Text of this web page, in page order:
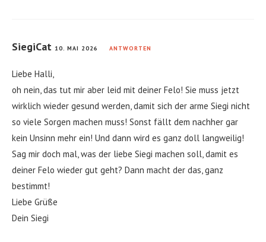
SiegiCat 10. MAI 2026 ANTWORTEN
Liebe Halli,
oh nein, das tut mir aber leid mit deiner Felo! Sie muss jetzt
wirklich wieder gesund werden, damit sich der arme Siegi nicht
so viele Sorgen machen muss! Sonst fällt dem nachher gar
kein Unsinn mehr ein! Und dann wird es ganz doll langweilig!
Sag mir doch mal, was der liebe Siegi machen soll, damit es
deiner Felo wieder gut geht? Dann macht der das, ganz
bestimmt!
Liebe Grüße
Dein Siegi